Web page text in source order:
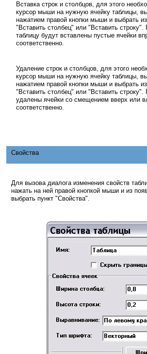
Вставка строк и столбцов, для этого
курсор мыши на нужную ячейку таблицы,
нажатием правой кнопки мыши и выбрать из
"Вставить столбец" или "Вставить строку".
таблицу будут вставлены пустые ячейки
соответственно.
Удаление строк и столбцов, для этого
курсор мыши на нужную ячейку таблицы,
нажатием правой кнопки мыши и выбрать из
"Вставить столбец" или "Вставить строку".
удалены ячейки со смещением вверх или
соответственно.
Свойства
Для вызова диалога изменения свойств
нажать на ней правой кнопкой мыши и из
выбрать пункт "Свойства".